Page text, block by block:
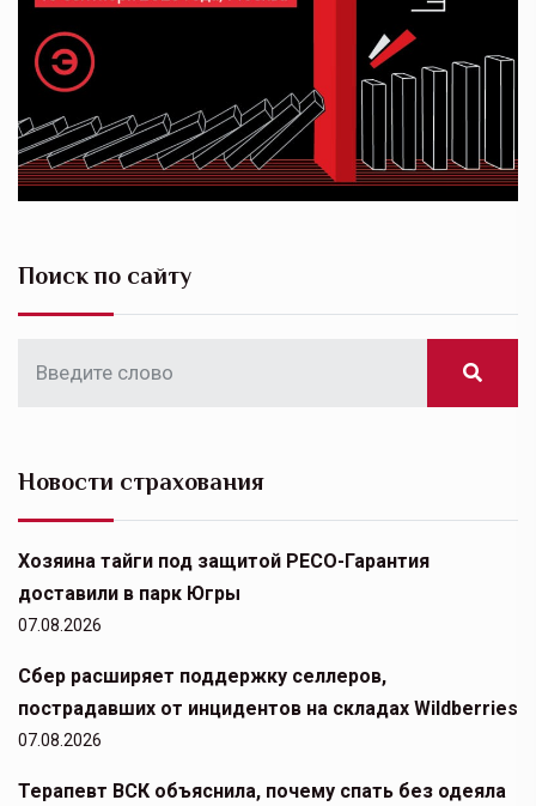
Поиск по сайту
Новости страхования
Хозяина тайги под защитой РЕСО-Гарантия
доставили в парк Югры
07.08.2026
Сбер расширяет поддержку селлеров,
пострадавших от инцидентов на складах Wildberries
07.08.2026
Терапевт ВСК объяснила, почему спать без одеяла